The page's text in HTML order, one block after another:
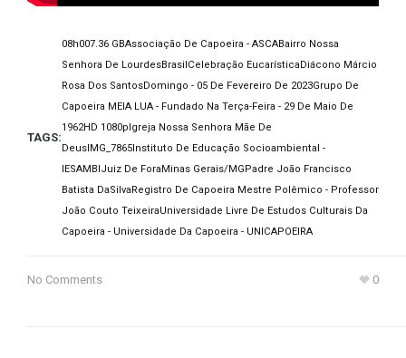
TAGS:
08h007.36 GBAssociação De Capoeira - ASCABairro Nossa
Senhora De LourdesBrasil Celebração Eucarística Diácono Márcio
Rosa Dos SantosDomingo - 05 De Fevereiro De 2023Grupo De
Capoeira MEIA LUA - Fundado Na Terça-Feira - 29 De Maio De
1962HD 1080p Igreja Nossa Senhora Mãe De
Deus IMG_7865 Instituto De Educação Socioambiental -
IESAMBI Juiz De Fora Minas Gerais/MG Padre João Francisco
Batista DaSilva Registro De Capoeira Mestre Polêmico - Professor
João Couto TeixeiraUniversidade Livre De Estudos Culturais Da
Capoeira - Universidade Da Capoeira - UNICAPOEIRA
No Comments 0